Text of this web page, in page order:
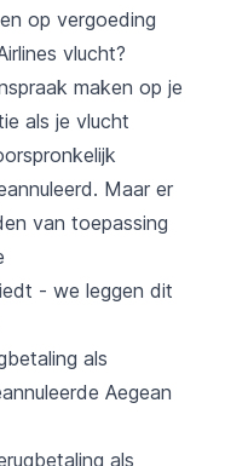
op vergoeding
vlucht?
maken op je
als je vlucht
Maar er
van toepassing
- we leggen dit
als
Aegean
als